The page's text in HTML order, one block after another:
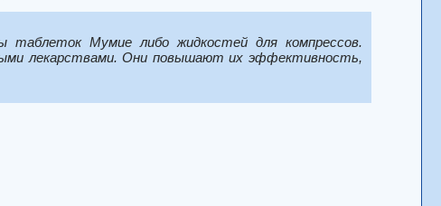
Мумие либо жидкостей для компрессов.
лекарствами. Они повышают их эффективность,